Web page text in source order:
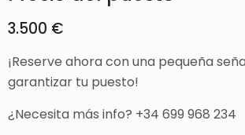
3.500 €
¡Reserve ahora con una pequeña
garantizar tu puesto!
¿Necesita más info? +34 699 968 234